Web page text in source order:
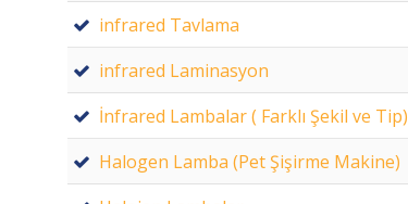
infrared Tavlama
infrared Laminasyon
İnfrared Lambalar ( Farklı Şekil ve Tip)
Halogen Lamba (Pet Şişirme Makine)